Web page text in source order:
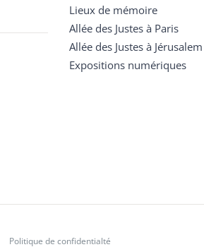
Lieux de mémoire
Allée des Justes à Paris
Allée des Justes à Jérusalem
Expositions numériques
Politique de confidentialté